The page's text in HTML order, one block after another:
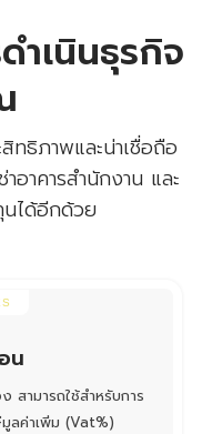
ำเนินธุรกิจ
ทธิภาพและน่าเชื่อถือ
อาคารสำนักงาน และ
นได้อีกด้วย
น
สามารถใช้สำหรับการ
มูลค่าเพิ่ม (Vat%)